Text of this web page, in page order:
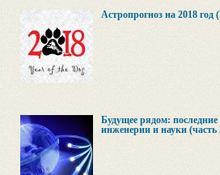
Астропрогноз на 2018 год
Будущее рядом:
инженерии и науки (часть